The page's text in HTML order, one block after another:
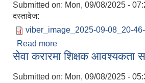
Submitted on: Mon, 09/08/2025 -
दस्तावेज:
viber_image_2025-09-08_20-
Read more
सम्बन्धी सूचना
सेवा करारमा शिक्षक आवश्यकता
Submitted on: Mon, 09/08/2025 -